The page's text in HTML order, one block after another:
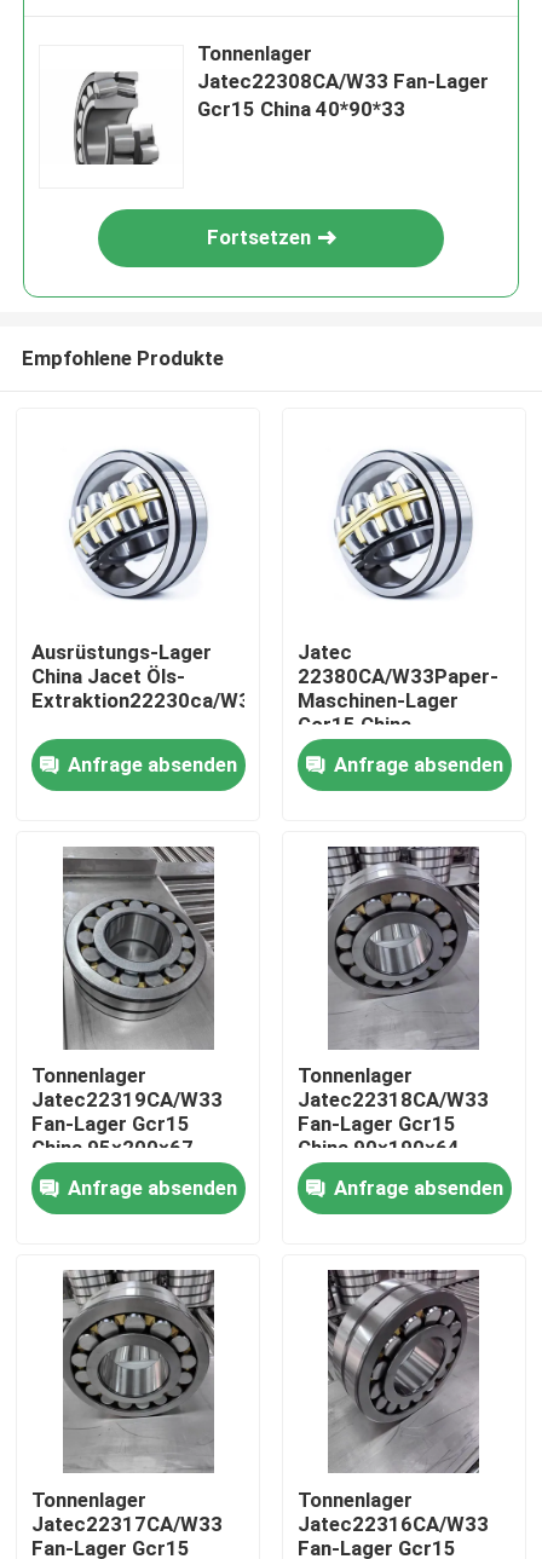
Zuhause
Produkte
Videos
Über uns
Fabrik-Tour
Kontaktiere uns
Nachrichten
Fälle
Industrielles Rollenlager
Tonnenlager
Jatec22308CA/W33 Fan-Lager
Gcr15 China 40*90*33
Fortsetzen
Empfohlene Produkte
Ausrüstungs-Lager
China Jacet Öls-
Extraktion22230ca/W33
Anfrage absenden
Jatec
22380CA/W33Paper-
Maschinen-Lager
Gcr15 China
Anfrage absenden
Tonnenlager
Jatec22319CA/W33
Fan-Lager Gcr15
China 95×200×67
Anfrage absenden
Tonnenlager
Jatec22318CA/W33
Fan-Lager Gcr15
China 90×190×64
Anfrage absenden
Tonnenlager
Jatec22317CA/W33
Fan-Lager Gcr15
Tonnenlager
Jatec22316CA/W33
Fan-Lager Gcr15